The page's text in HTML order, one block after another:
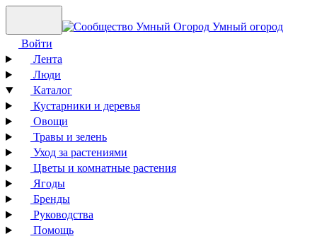
Умный огород
Войти
Лента
Люди
Каталог
Кустарники и деревья
Овощи
Травы и зелень
Уход за растениями
Цветы и комнатные растения
Ягоды
Бренды
Руководства
Помощь